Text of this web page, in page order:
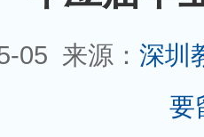
05 来源： 深圳
要